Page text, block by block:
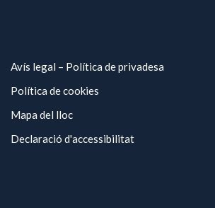
Avís legal – Política de privadesa
Política de cookies
Mapa del lloc
Declaració d'accessibilitat